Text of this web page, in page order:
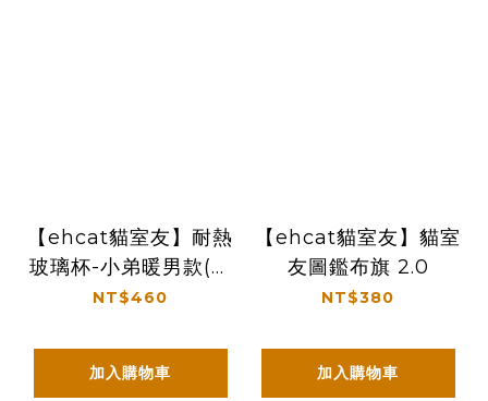
【ehcat貓室友】耐熱
玻璃杯-小弟暖男款(附
杯墊)
NT$460
加入購物車
【ehcat貓室友】貓室
友圖鑑布旗 2.0
NT$380
加入購物車